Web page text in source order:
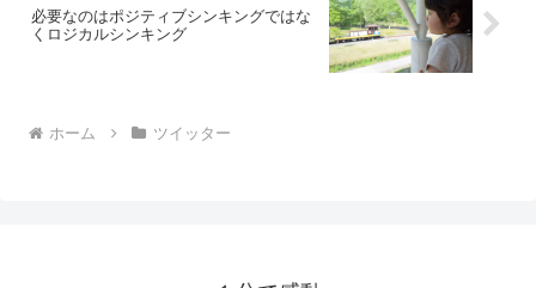
必要なのはポジティブシンキングではな
くロジカルシンキング
ホーム ツイッター